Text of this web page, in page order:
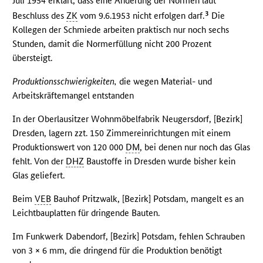
Beschluss desZK vom 9.6.1953 nicht erfolgen darf.3 Die
Kollegen der Schmiede arbeiten praktisch nur noch sechs
Stunden, damit die Normerfüllung nicht 200 Prozent
übersteigt.
Produktionsschwierigkeiten, die wegen Material- und
Arbeitskräftemangel entstanden
In der Oberlausitzer Wohnmöbelfabrik Neugersdorf, [Bezirk]
Dresden, lagern zzt. 150 Zimmereinrichtungen mit einem
Produktionswert von 120 000 DM, bei denen nur noch das Glas
fehlt. Von der DHZ Baustoffe in Dresden wurde bisher kein
Glas geliefert.
BeimVEB Bauhof Pritzwalk, [Bezirk] Potsdam, mangelt es an
Leichtbauplatten für dringende Bauten.
Im Funkwerk Dabendorf, [Bezirk] Potsdam, fehlen Schrauben
von 3 × 6 mm, die dringend für die Produktion benötigt